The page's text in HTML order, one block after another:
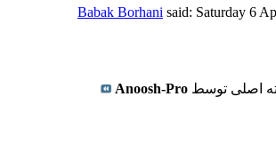
Babak Borhani said: Saturday 6
اصلی توسط Anoosh-Pro